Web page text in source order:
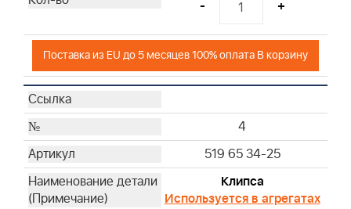
- +
Поставка из EU до 5 месяцев 100% оплата В корзину
4
519 65 34-25
Клипса
Используется в агрегатах